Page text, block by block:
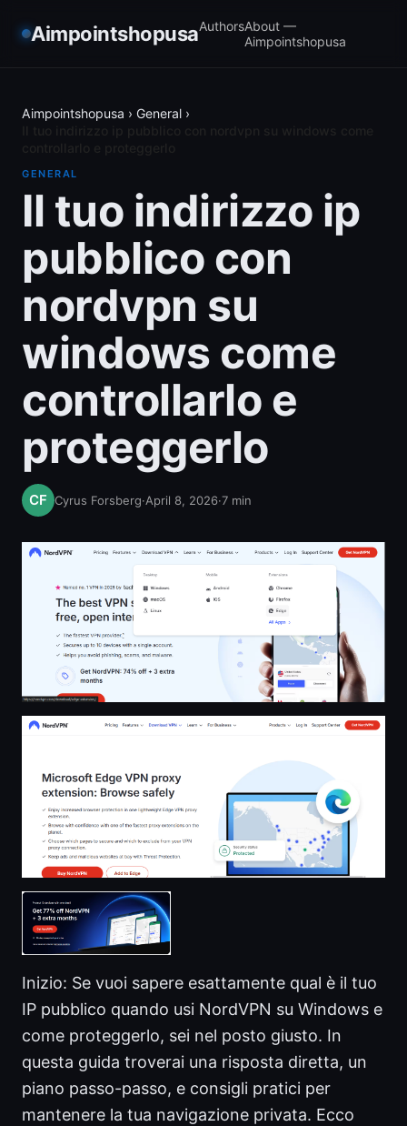
AimpointshopusaAuthorsAbout —
Aimpointshopusa
Aimpointshopusa › General ›
GENERAL
Il tuo indirizzo ip
pubblico con
nordvpn su
windows come
controllarlo e
proteggerlo
Cyrus Forsberg·April 8, 2026·7 min
Inizio: Se vuoi sapere esattamente qual è il tuo
IP pubblico quando usi NordVPN su Windows e
come proteggerlo, sei nel posto giusto. In
questa guida troverai una risposta diretta, un
piano passo-passo, e consigli pratici per
mantenere la tua navigazione privata. Ecco